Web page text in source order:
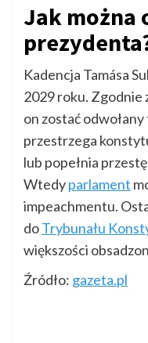
Jak można
Kadencja Tamása
2029 roku. Zgodnie
on zostać
przestrzega
lub popełnia
Wtedyparlament
impeachmentu.
doTrybunału
większości
Źródło: gazeta.pl